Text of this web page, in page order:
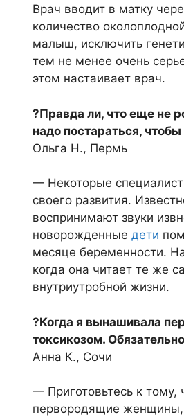
Врач вводит в матку
количество
малыш, исключить
тем не менее очень
этом настаивает врач.
?Правда ли, что еще не
надо постараться,
Ольга Н., Пермь
— Некоторые
своего развития.
воспринимают звуки
новорожденные дети
месяце беременности.
когда она читает те же
внутриутробной жизни.
?Когда я вынашивала
токсикозом.
Анна К., Сочи
— Приготовьтесь к тому,
первородящие женщины,